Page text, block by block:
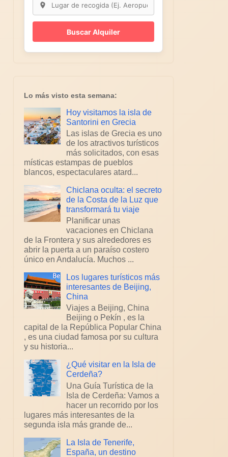
Buscar Alquiler
Lo más visto esta semana:
Hoy visitamos la isla de
Santorini en Grecia
Las islas de Grecia es uno
de los atractivos turísticos
más solicitados, con esas
místicas estampas de pueblos
blancos, espectaculares atard...
Chiclana oculta: el secreto
de la Costa de la Luz que
transformará tu viaje
Planificar unas
vacaciones en Chiclana
de la Frontera y sus alrededores es
abrir la puerta a un paraíso costero
único en Andalucía. Muchos ...
Los lugares turísticos más
interesantes de Beijing,
China
Viajes a Beijing, China
Beijing o Pekín , es la
capital de la República Popular China
, es una ciudad famosa por su cultura
y su historia...
¿Qué visitar en la Isla de
Cerdeña?
Una Guía Turística de la
Isla de Cerdeña: Vamos a
hacer un recorrido por los
lugares más interesantes de la
segunda isla más grande de...
La Isla de Tenerife,
España, un destino